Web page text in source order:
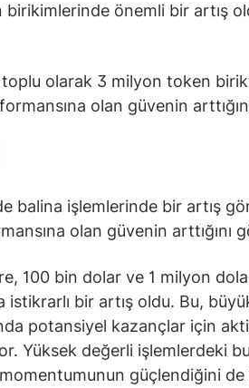
önemli bir artış
olarak 3 milyon token
olan güvenin
balina işlemlerinde bir artış
olan güvenin arttığını
100 bin dolar ve 1 milyon
istikrarlı bir artış oldu. Bu,
potansiyel kazançlar için
Yüksek değerli işlemlerdeki
güçlendiğini